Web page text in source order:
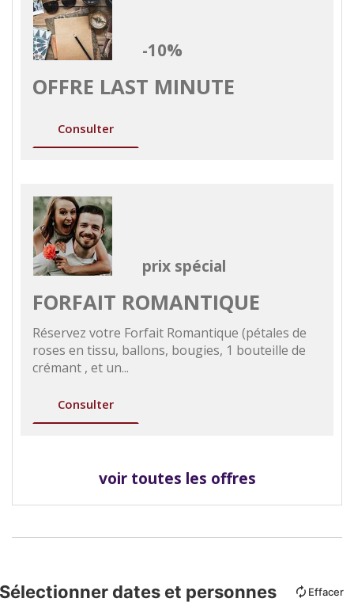
-10%
OFFRE LAST MINUTE
Consulter
prix spécial
FORFAIT ROMANTIQUE
Réservez votre Forfait Romantique (pétales de
roses en tissu, ballons, bougies, 1 bouteille de
crémant , et un...
Consulter
voir toutes les offres
Sélectionner dates et personnes Effacer